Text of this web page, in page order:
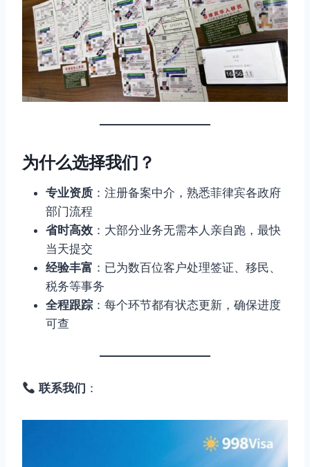
为什么选择我们？
专业资质 ：注册备案中介，熟悉菲律宾各政府
部门流程
省时高效 ：大部分业务无需本人亲自跑，最快
当天提交
经验丰富 ：已为数百位客户处理签证、移民、
税务等事务
全程跟踪 ：每个环节都有状态更新，确保进度
可查
联系我们 ：